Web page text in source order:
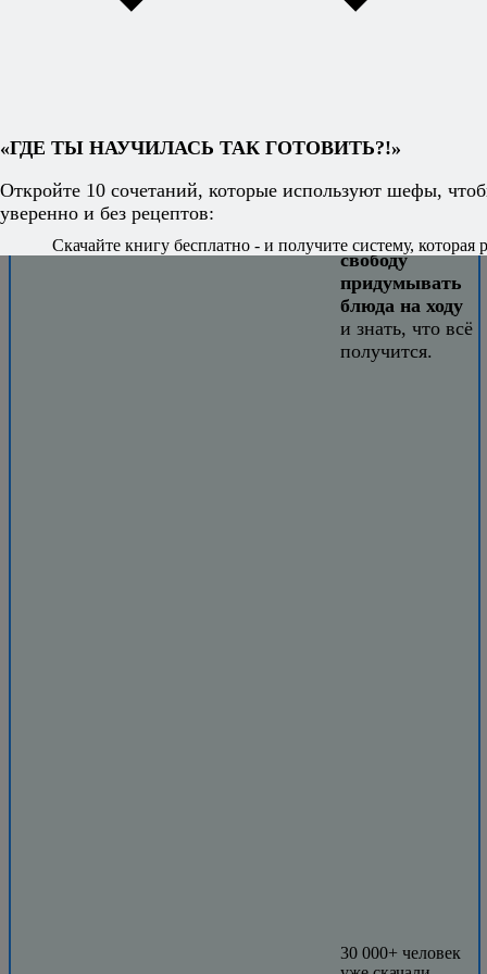
секретных
свободу
придумывать
блюда на ходу
и знать, что всё
получится.
30 000+ человек
«ГДЕ ТЫ НАУЧИЛАСЬ ТАК ГОТОВИТЬ?!»
Откройте 10 сочетаний, которые используют шефы,
уверенно и без рецептов:
Скачайте книгу бесплатно - и получите систему, которая